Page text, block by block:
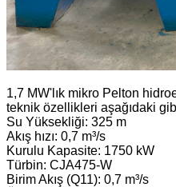
1,7 MW'lık mikro Pelton
teknik özellikleri aşağıdaki
Su Yüksekliği: 325 m
Akış hızı: 0,7 m³/s
Kurulu Kapasite: 1750 kW
Türbin: CJA475-W
Birim Akış (Q11): 0,7 m³/s